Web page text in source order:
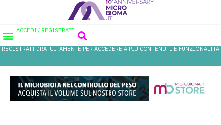
ACCEDI / REGISTRATI
REGISTRATI GRATUITAMENTE PER ACCEDERE A PIÙ CONTENUTI E FUNZIONALITÀ